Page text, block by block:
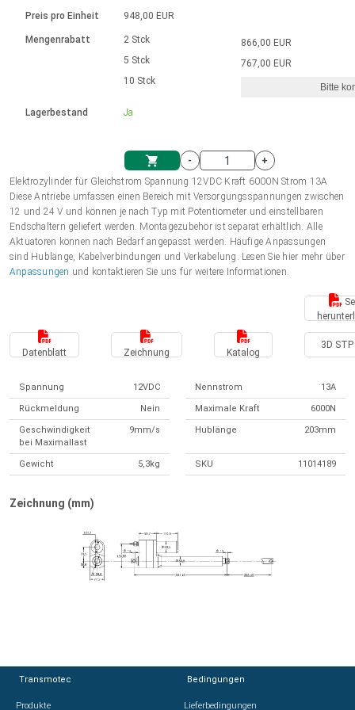
Einheitssystem
Einkaufswagen
Hubmagnete
230 - 50 Hz | 110 - 60 Hz
Drehzahlregelung für die AIS-Serie
Bürstenlose Gleichstrommotoren
mit Planetengetriebe und internem
Ø 28-42| 1-1400 rpm | <= 290Ncm
Bürstenlose DC Motor Controller
Gleichstrommotoren mit
Schneckengetriebe und Bürsten
Ø43-124mm | 31-425rpm | ≤ 41Nm
Treiber für Gleichstrommotoren mit
Synchron-Asynchron | für 1-4 Elektrozylinder
Synchron-Asynchron | für 1-4 Elektrozylinder
Français (EUR)
Polski (EUR)
Norsk (NOK)
Suomi (EUR)
Preis pro Einheit
Mengenrabatt
Lagerbestand
948,00 EUR
2 Stck
5 Stck
10 Stck
Ja
866,00 EUR
767,00 EUR
Bitte
-
+
Elektrozylinder für Gleichstrom Spannung 12VDC Kraft 6000N Strom 13A
Diese Antriebe umfassen einen Bereich mit Versorgungsspannungen zwischen
12 und 24 V und können je nach Typ mit Potentiometer und einstellbaren
Endschaltern geliefert werden. Montagezubehör ist separat erhältlich. Alle
Aktuatoren können nach Bedarf angepasst werden. Häufige Anpassungen
sind Hublänge, Kabelverbindungen und Verkabelung. Lesen Sie hier mehr über
Anpassungen und kontaktieren Sie uns für weitere Informationen.
Datenblatt Zeichnung Katalog
3D STP
Spannung 12VDC Nennstrom 13A
Rückmeldung Nein Maximale Kraft 6000N
Geschwindigkeit
bei Maximallast
9mm/s Hublänge 203mm
Gewicht 5,3kg SKU 11014189
Zeichnung (mm)
Transmotec
Produkte
Bedingungen
Lieferbedingungen
Transmotec
Produkte
Bedingungen
Lieferbedingungen